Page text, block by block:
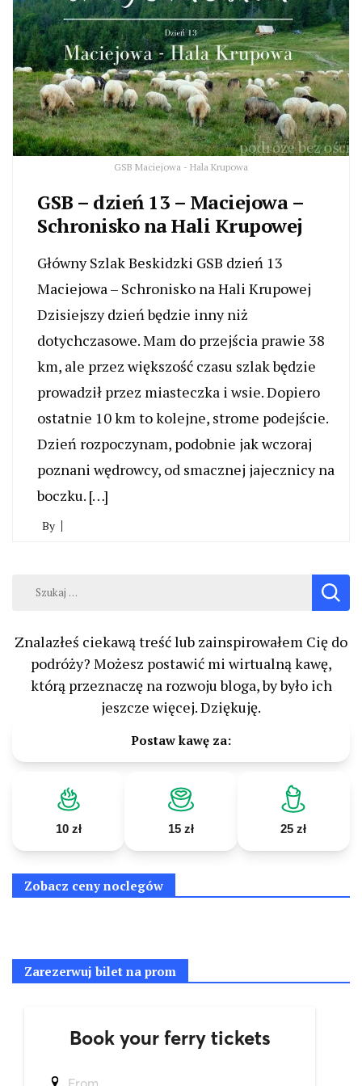
GSB Maciejowa - Hala Krupowa
GSB – dzień 13 – Maciejowa –
Schronisko na Hali Krupowej
Główny Szlak Beskidzki GSB dzień 13
Maciejowa – Schronisko na Hali Krupowej
Dzisiejszy dzień będzie inny niż
dotychczasowe. Mam do przejścia prawie 38
km, ale przez większość czasu szlak będzie
prowadził przez miasteczka i wsie. Dopiero
ostatnie 10 km to kolejne, strome podejście.
Dzień rozpoczynam, podobnie jak wczoraj
poznani wędrowcy, od smacznej jajecznicy na
boczku. […]
By
Szukaj:
Znalazłeś ciekawą treść lub zainspirowałem Cię do
podróży? Możesz postawić mi wirtualną kawę,
którą przeznaczę na rozwoju bloga, by było ich
jeszcze więcej. Dziękuję.
Postaw kawę za:
10 zł 15 zł 25 zł
Zobacz ceny noclegów
Zarezerwuj bilet na prom